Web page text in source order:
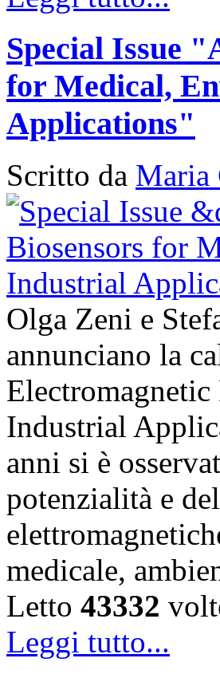
Special Issue
for Medical,
Applications"
Scritto da Maria
Olga Zeni e
annunciano la
Industrial
anni si è
potenzialità e
medicale,
Letto 43332
Leggi tutto...